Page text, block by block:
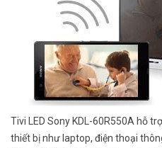
Tivi LED Sony KDL-60R550A hỗ
thiết bị như laptop, điện thoại